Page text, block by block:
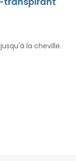
la cheville.